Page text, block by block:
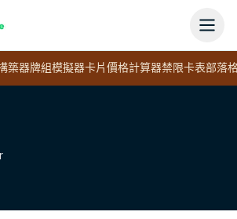
築器牌組模擬器卡片價格計算器禁限卡表部落